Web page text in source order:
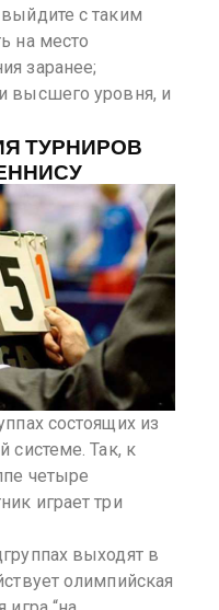
с таким
на место
заранее;
высшего уровня, и
ТУРНИРОВ
состоящих из
системе. Так, к
четыре
играет три
выходят в
олимпийская